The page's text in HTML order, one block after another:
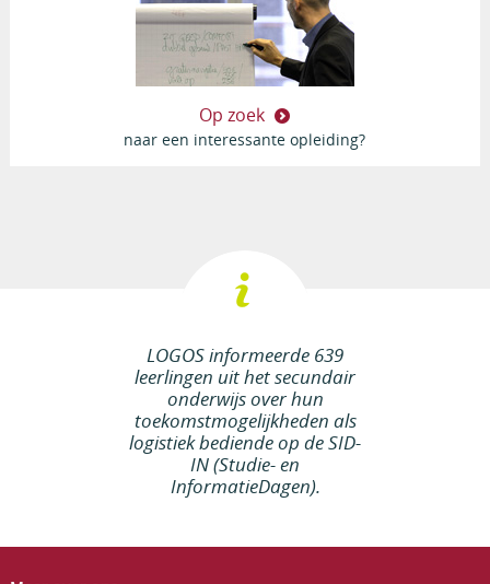
Op zoek
naar een interessante opleiding?
LOGOS informeerde 639
leerlingen uit het secundair
onderwijs over hun
toekomstmogelijkheden als
logistiek bediende op de SID-
IN (Studie- en
InformatieDagen).